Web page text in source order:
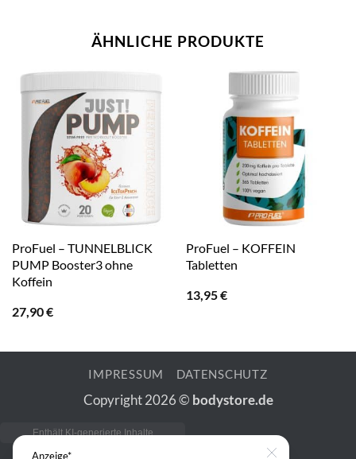
ÄHNLICHE PRODUKTE
ProFuel – TUNNELBLICK
PUMP Booster3 ohne
Koffein
27,90€
ProFuel – KOFFEIN
Tabletten
13,95€
IMPRESSUM DATENSCHUTZ
Copyright 2026 © bodystore.de
Anzeige*